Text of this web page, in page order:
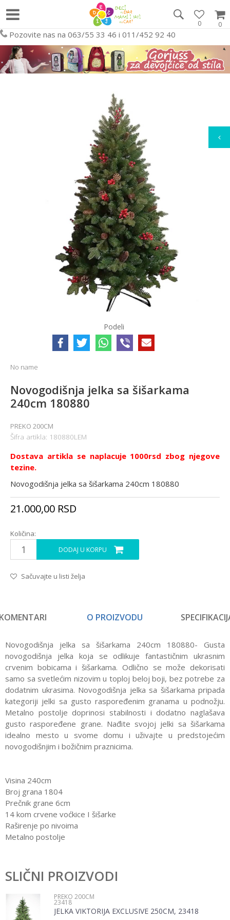
0
0
Pozovite nas na 063/55 33 46 i 011/452 92 40
Podeli
No name
Novogodišnja jelka sa šišarkama
240cm 180880
PREKO 200CM
Šifra artikla: 180880LEM
Dostava artikla se naplacuje 1000rsd zbog njegove
tezine.
Novogodišnja jelka sa šišarkama 240cm 180880
21.000,00 RSD
Količina:
DODAJ U KORPU
Sačuvajte u listi želja
O PROIZVODU
Novogodišnja jelka sa šišarkama 240cm 180880- Gusta
novogodišnja jelka koja se odlikuje fantastičnim ukrasnim
crvenim bobicama i šišarkama. Odlično se može dekorisati
samo sa svetlećim nizovim u toploj beloj boji, bez potrebe za
dodatnim ukrasima. Novogodišnja jelka sa šišarkama pripada
kategoriji jelki sa gusto raspoređenim granama u podnožju.
Metalno postolje doprinosi stabilnosti i dodatno naglašava
gusto raspoređene grane. Nađite svojoj jelki sa šišarkama
idealno mesto u svome domu i uživajte u predstojećim
novogodišnjim i božičnim praznicima.
Visina 240cm
Broj grana 1804
Prečnik grane 6cm
14 kom crvene voćkice I šišarke
Raširenje po nivoima
Metalno postolje
Brend
Ime/Nadimak
Email
SLIČNI PROIZVODI
PREKO 200CM
23418
JELKA VIKTORIJA EXCLUSIVE 250CM, 23418